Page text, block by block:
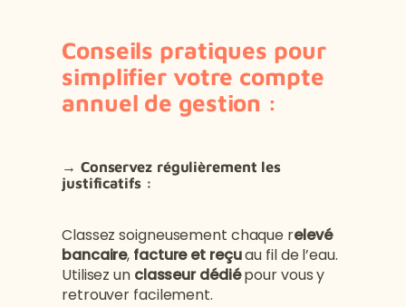
Conseils pratiques pour
simplifier votre compte
annuel de gestion :
→ Conservez régulièrement les
justificatifs :
Classez soigneusement chaque relevé
bancaire, facture et reçuau fil de l’eau.
Utilisez unclasseur dédiépour vous y
retrouver facilement.